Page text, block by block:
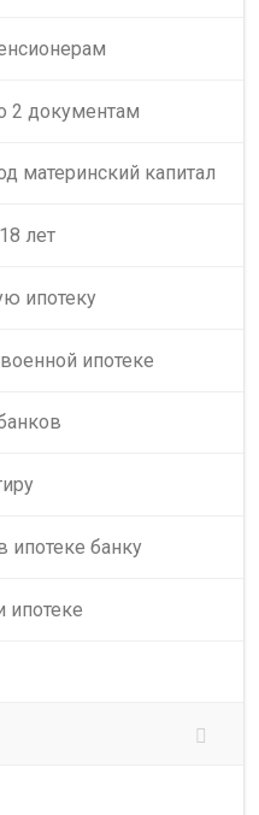
2 документам
материнский капитал
лет
ипотеку
ипотеке
ипотеке банку
ипотеке